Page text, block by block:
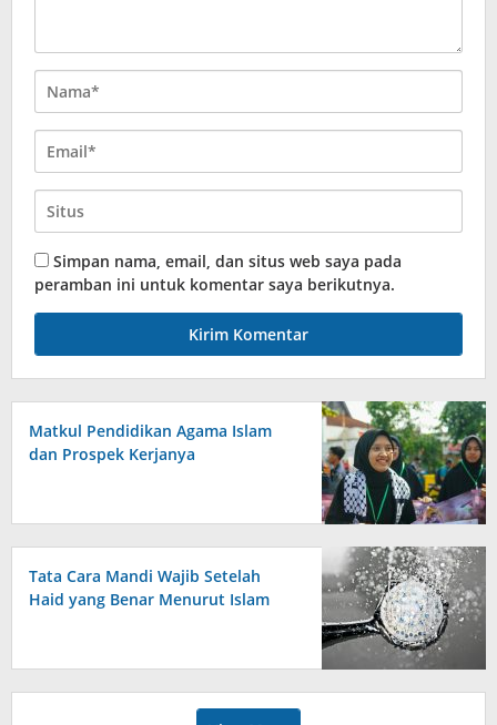
Simpan nama, email, dan situs web saya pada
peramban ini untuk komentar saya berikutnya.
Matkul Pendidikan Agama Islam
dan Prospek Kerjanya
Tata Cara Mandi Wajib Setelah
Haid yang Benar Menurut Islam